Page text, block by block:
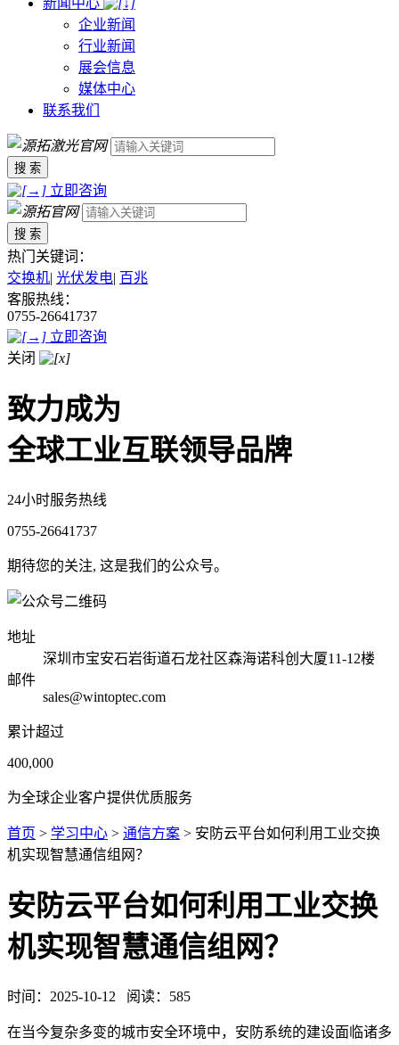
新闻中心
企业新闻
行业新闻
展会信息
媒体中心
联系我们
搜 索
立即咨询
搜 索
热门关键词：
交换机| 光伏发电| 百兆
客服热线：
0755-26641737
立即咨询
关闭
致力成为
全球工业互联领导品牌
24小时服务热线
0755-26641737
期待您的关注, 这是我们的公众号。
地址
深圳市宝安石岩街道石龙社区森海诺科创大厦11-12楼
邮件
sales@wintoptec.com
累计超过
400,000
为全球企业客户提供优质服务
首页 > 学习中心 > 通信方案 > 安防云平台如何利用工业交换
机实现智慧通信组网？
安防云平台如何利用工业交换
机实现智慧通信组网？
时间： 2025-10-12 阅读： 585
在当今复杂多变的城市安全环境中，安防系统的建设面临诸多